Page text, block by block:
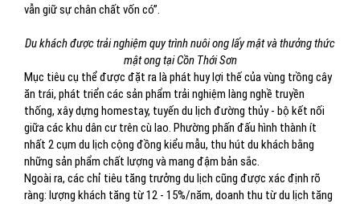
vẫn giữ sự chân chất vốn có”.
Du khách được trải nghiệm quy trình nuôi ong lấy mật và thưởng thức
mật ong tại Cồn Thới Sơn
Mục tiêu cụ thể được đặt ra là phát huy lợi thế của vùng trồng cây
ăn trái, phát triển các sản phẩm trải nghiệm làng nghề truyền
thống, xây dựng homestay, tuyến du lịch đường thủy - bộ kết nối
giữa các khu dân cư trên cù lao. Phường phấn đấu hình thành ít
nhất 2 cụm du lịch cộng đồng kiểu mẫu, thu hút du khách bằng
những sản phẩm chất lượng và mang đậm bản sắc.
Ngoài ra, các chỉ tiêu tăng trưởng du lịch cũng được xác định rõ
ràng: lượng khách tăng từ 12 - 15%/năm, doanh thu từ du lịch tăng